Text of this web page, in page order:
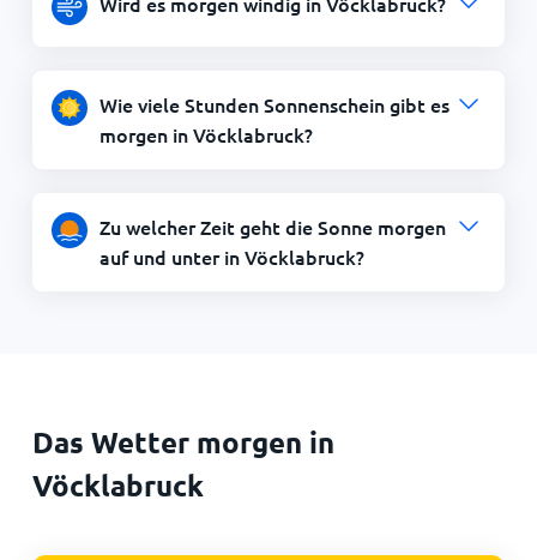
Wie viele Stunden Sonnenschein gibt es
morgen in Vöcklabruck?
Zu welcher Zeit geht die Sonne morgen
auf und unter in Vöcklabruck?
Das Wetter morgen in
Vöcklabruck